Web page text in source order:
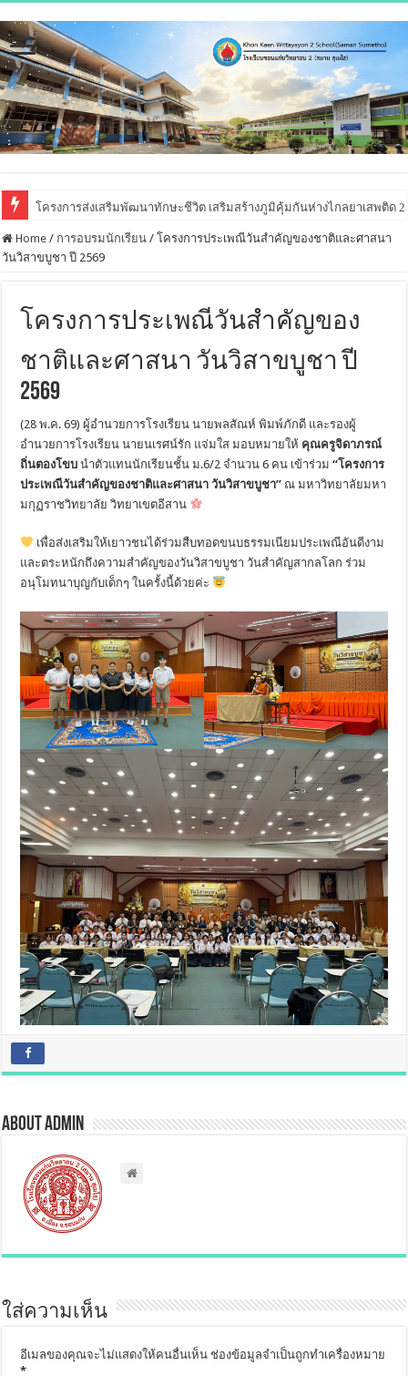
โครงการส่งเสริมพัฒนาทักษะชีวิต เสริมสร้างภูมิคุ้มกันห่างไกลยาเสพติด
Home / การอบรมนักเรียน / โครงการประเพณีวันสำคัญของชาติและศาสนา
วันวิสาขบูชา ปี 2569
โครงการประเพณีวันสำคัญของ
ชาติและศาสนา วันวิสาขบูชา ปี
2569
(28 พ.ค. 69) ผู้อำนวยการโรงเรียน นายพลสัณห์ พิมพ์ภักดี และรองผู้
อำนวยการโรงเรียน นายนเรศน์รัก แจ่มใส มอบหมายให้ คุณครูจิดาภรณ์
ถิ่นตองโขบ นำตัวแทนนักเรียนชั้น ม.6/2 จำนวน 6 คน เข้าร่วม“โครงการ
ประเพณีวันสำคัญของชาติและศาสนา วันวิสาขบูชา” ณ มหาวิทยาลัยมหา
มกุฏราชวิทยาลัย วิทยาเขตอีสาน
เพื่อส่งเสริมให้เยาวชนได้ร่วมสืบทอดขนบธรรมเนียมประเพณีอันดีงาม
และตระหนักถึงความสำคัญของวันวิสาขบูชา วันสำคัญสากลโลก ร่วม
อนุโมทนาบุญกับเด็กๆ ในครั้งนี้ด้วยค่ะ
About admin
ใส่ความเห็น
อีเมลของคุณจะไม่แสดงให้คนอื่นเห็น ช่องข้อมูลจำเป็นถูกทำเครื่องหมาย
*